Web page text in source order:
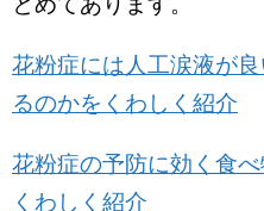
花粉症には人工涙液が
るのかをくわしく紹介
花粉症の予防に効く食
くわしく紹介